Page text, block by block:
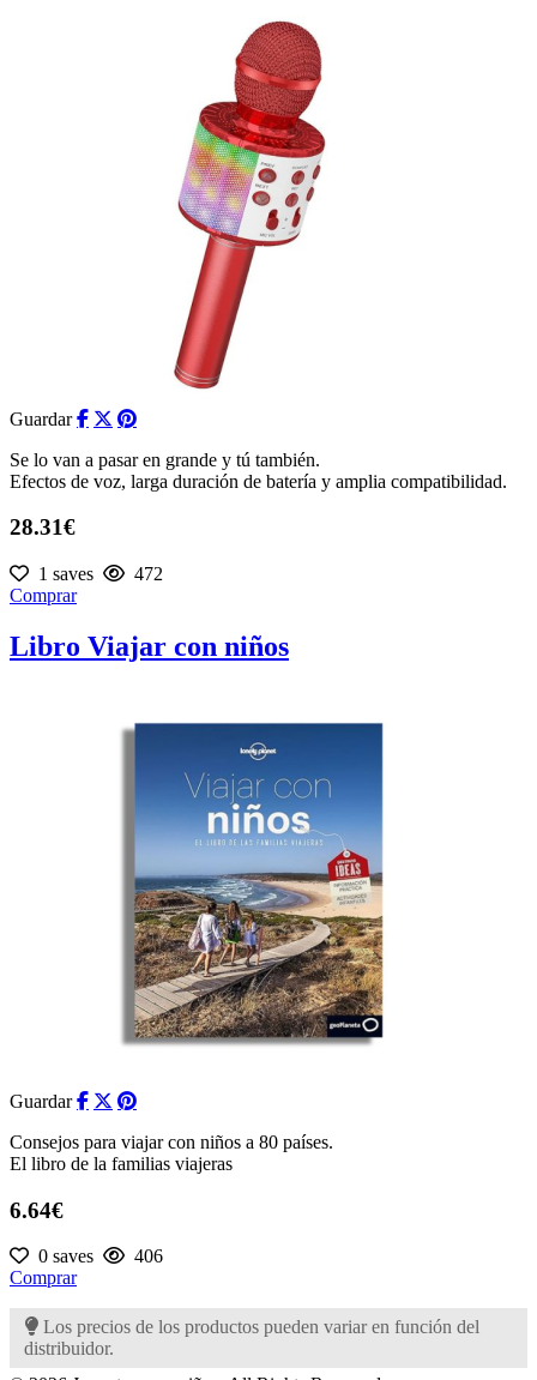
Guardar
Se lo van a pasar en grande y tú también.
Efectos de voz, larga duración de batería y amplia compatibilidad.
28.31€
1 saves
472
Comprar
Libro Viajar con niños
Guardar
Consejos para viajar con niños a 80 países.
El libro de la familias viajeras
6.64€
0 saves
406
Comprar
Los precios de los productos pueden variar en función del
distribuidor.